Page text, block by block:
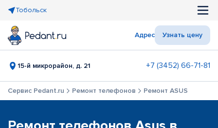
Тобольск
Адрес Узнать цену
15-й микрорайон, д. 21 +7 (3452) 66-71-81
Сервис Pedant.ru Ремонт телефонов Ремонт ASUS